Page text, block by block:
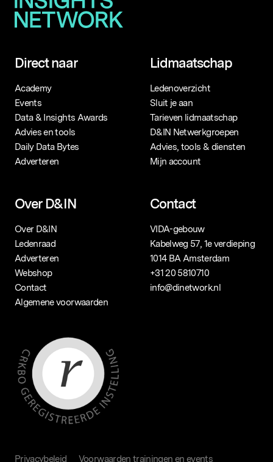
Direct naar
Academy
Events
Data & Insights Awards
Advies en tools
Daily Data Bytes
Adverteren
Lidmaatschap
Ledenoverzicht
Sluit je aan
Tarieven lidmaatschap
D&IN Netwerkgroepen
Advies, tools & diensten
Mijn account
Over D&IN
Over D&IN
Ledenraad
Adverteren
Webshop
Contact
Algemene voorwaarden
Contact
VIDA-gebouw
Kabelweg 57, 1e verdieping
1014 BA Amsterdam
+31 20 5810710
info@dinetwork.nl
Privacybeleid Voorwaarden trainingen en events